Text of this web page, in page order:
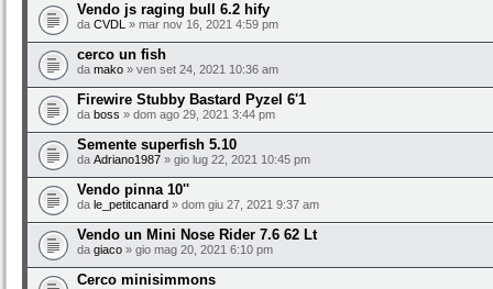
Vendo js raging bull 6.2 hify
da CVDL » mar nov 16, 2021 4:59 pm
cerco un fish
da mako » ven set 24, 2021 10:36 am
Firewire Stubby Bastard Pyzel 6'1
da boss » dom ago 29, 2021 3:44 pm
Semente superfish 5.10
da Adriano1987 » gio lug 22, 2021 10:45 pm
Vendo pinna 10''
da le_petitcanard » dom giu 27, 2021 9:37 am
Vendo un Mini Nose Rider 7.6 62 Lt
da giaco » gio mag 20, 2021 6:10 pm
Cerco minisimmons